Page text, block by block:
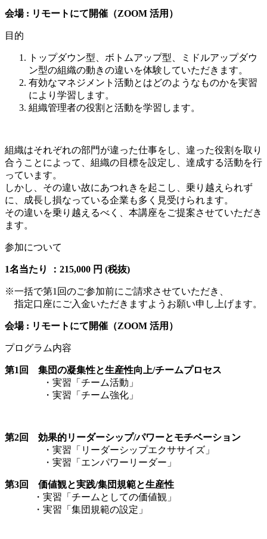
会場 : リモートにて開催（ZOOM 活用）
目的
トップダウン型、ボトムアップ型、ミドルアップダウ
ン型の組織の動きの違いを体験していただきます。
有効なマネジメント活動とはどのようなものかを実習
により学習します。
組織管理者の役割と活動を学習します。
組織はそれぞれの部門が違った仕事をし、違った役割を取り
合うことによって、組織の目標を設定し、達成する活動を行
っています。
しかし、その違い故にあつれきを起こし、乗り越えられず
に、成長し損なっている企業も多く見受けられます。
その違いを乗り越えるべく、本講座をご提案させていただき
ます。
参加について
1名当たり ：215,000 円 (税抜)
※一括で第1回のご参加前にご請求させていただき、
指定口座にご入金いただきますようお願い申し上げます。
会場 : リモートにて開催（ZOOM 活用）
プログラム内容
第1回 集団の凝集性と生産性向上/チームプロセス
・実習「チーム活動」
・実習「チーム強化」
第2回 効果的リーダーシップ/パワーとモチベーション
・実習「リーダーシップエクササイズ」
・実習「エンパワーリーダー」
第3回 価値観と実践/集団規範と生産性
・実習「チームとしての価値観」
・実習「集団規範の設定」